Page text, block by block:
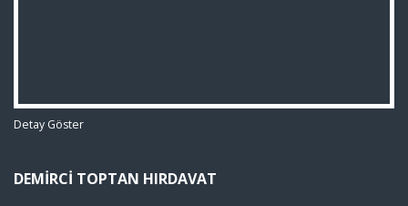
Detay Göster
DEMIRCI TOPTAN HIRDAVAT